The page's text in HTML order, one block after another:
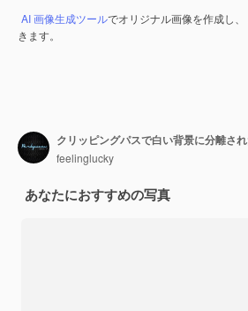
AI 画像生成ツールでオリジナル画像を作成し、
きます。
feelinglucky
あなたにおすすめの写真